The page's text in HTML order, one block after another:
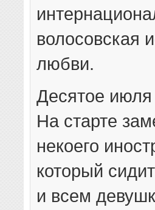
волосовская
любви.
Десятое июля
На старте
некоего
который
и всем